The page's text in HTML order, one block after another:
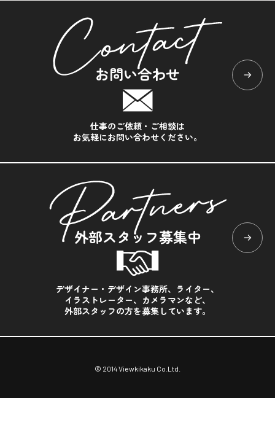
お問い合わせ
仕事のご依頼・ご相談は
お気軽にお問い合わせください。
外部スタッフ募集中
デザイナー・デザイン事務所、ライター、
イラストレーター、カメラマンなど、
外部スタッフの方を募集しています。
© 2014 Viewkikaku Co.Ltd.